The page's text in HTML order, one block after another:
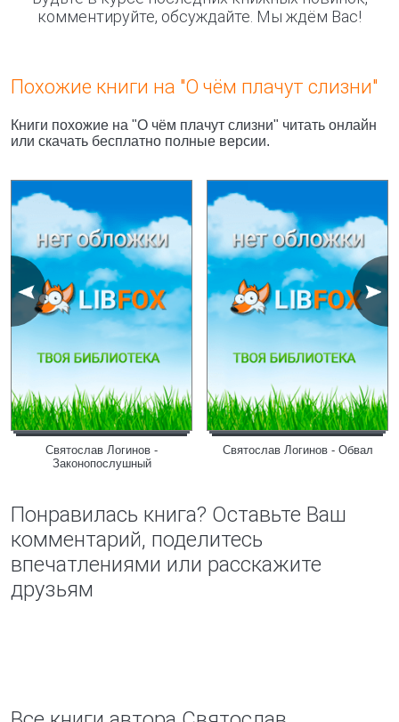
комментируйте, обсуждайте. Мы ждём Вас!
Похожие книги на "О чём плачут слизни"
Книги похожие на "О чём плачут слизни" читать онлайн
или скачать бесплатно полные версии.
Святослав Логинов -
Законопослушный
Святослав Логинов - Обвал
Понравилась книга? Оставьте Ваш
комментарий, поделитесь
впечатлениями или расскажите
друзьям